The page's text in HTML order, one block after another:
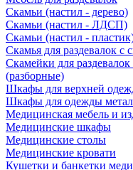
Скамьи (настил - дерево)
Скамьи (настил - ЛДСП)
Скамьи (настил -
Скамья для раздевалок с
Скамейки для
(разборные)
Шкафы для верхней
Шкафы для одежды
Медицинская мебель и
Медицинские шкафы
Медицинские столы
Медицинские кровати
Кушетки и банкетки